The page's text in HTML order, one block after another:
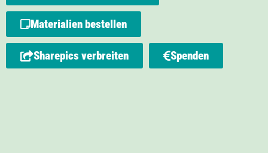
Materialien bestellen
Sharepics verbreiten Spenden